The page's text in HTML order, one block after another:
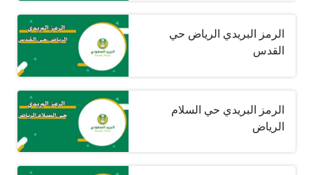
الرمز البريدي الرياض حي
القدس
الرمز البريدي حي السلام
الرياض